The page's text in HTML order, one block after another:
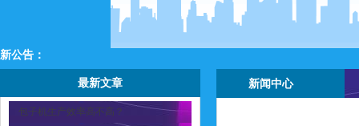
新公告：
最新文章
包子机生产效率高不高？
新闻中心